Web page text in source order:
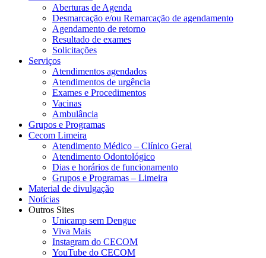
Aberturas de Agenda
Desmarcação e/ou Remarcação de agendamento
Agendamento de retorno
Resultado de exames
Solicitações
Serviços
Atendimentos agendados
Atendimentos de urgência
Exames e Procedimentos
Vacinas
Ambulância
Grupos e Programas
Cecom Limeira
Atendimento Médico – Clínico Geral
Atendimento Odontológico
Dias e horários de funcionamento
Grupos e Programas – Limeira
Material de divulgação
Notícias
Outros Sites
Unicamp sem Dengue
Viva Mais
Instagram do CECOM
YouTube do CECOM